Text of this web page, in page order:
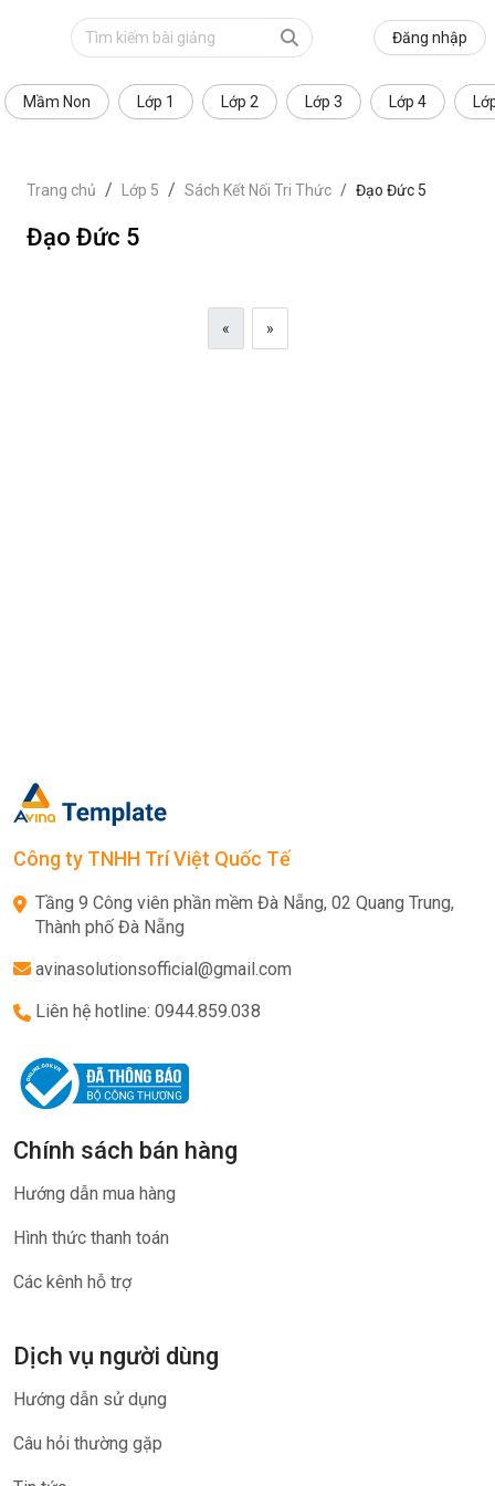
Đăng nhập
Mầm Non Lớp 1 Lớp 2 Lớp 3 Lớp 4
Trang chủ Lớp 5 Sách Kết Nối Tri Thức Đạo Đức 5
Đạo Đức 5
« »
Công ty TNHH Trí Việt Quốc Tế
Tầng 9 Công viên phần mềm Đà Nẵng, 02 Quang Trung,
Thành phố Đà Nẵng
avinasolutionsofficial@gmail.com
Liên hệ hotline: 0944.859.038
Chính sách bán hàng
Hướng dẫn mua hàng
Hình thức thanh toán
Các kênh hỗ trợ
Dịch vụ người dùng
Hướng dẫn sử dụng
Câu hỏi thường gặp